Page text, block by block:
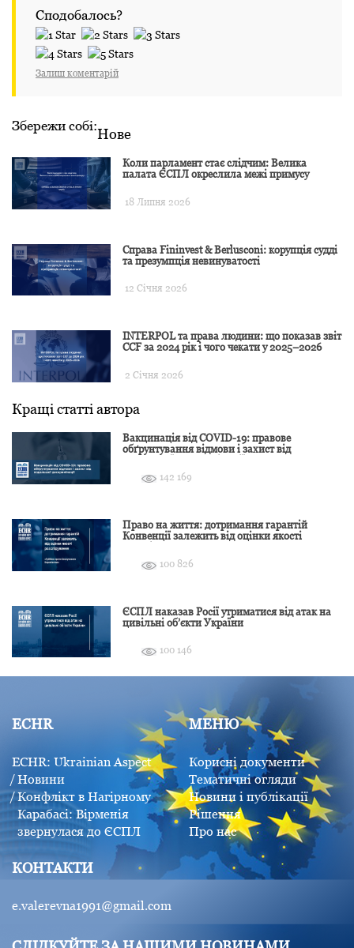
Сподобалось?
Залиш коментарій
Збережи собі:Нове
Коли парламент стає слідчим: Велика
палата ЄСПЛ окреслила межі примусу
18 Липня 2026
Справа Fininvest & Berlusconi: корупція судді
та презумпція невинуватості
12 Січня 2026
INTERPOL та права людини: що показав звіт
CCF за 2024 рік і чого чекати у 2025–2026
2 Січня 2026
Кращі статті автора
Вакцинація від COVID-19: правове
обґрунтування відмови і захист від
142 169
Право на життя: дотримання гарантій
Конвенції залежить від оцінки якості
100 826
ЄСПЛ наказав Росії утриматися від атак на
цивільні об’єкти України
100 146
ECHR
ECHR: Ukrainian Aspect
Новини
Конфлікт в Нагірному
Карабасі: Вірменія
звернулася до ЄСПЛ
МЕНЮ
Корисні документи
Тематичні огляди
Новини і публікації
Рішення
Про нас
КОНТАКТИ
e.valerevna1991@gmail.com